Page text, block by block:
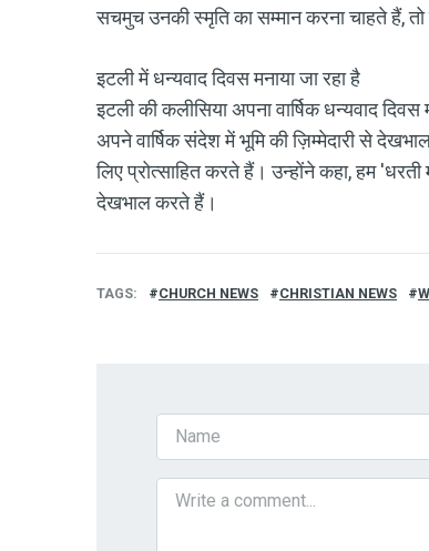
सचमुच उनकी स्मृति का सम्मान करना चाहते हैं, तो
इटली में धन्यवाद दिवस मनाया जा रहा है
इटली की कलीसिया अपना वार्षिक धन्यवाद
अपने वार्षिक संदेश में भूमि की ज़िम्मेदारी से
लिए प्रोत्साहित करते हैं। उन्होंने कहा, हम
देखभाल करते हैं।
TAGS CHURCH NEWS CHRISTIAN NEWS